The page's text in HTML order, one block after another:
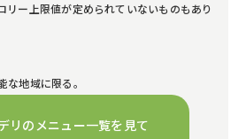
リー上限値が定められていないものもあり
な地域に限る。
リのメニュー一覧を見て